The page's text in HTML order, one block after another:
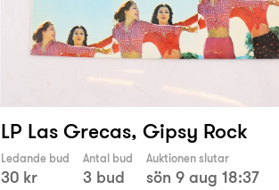
LP Las Grecas, Gipsy Rock
Ledande bud
30 kr
Antal bud
3 bud
Auktionen slutar
sön 9 aug 18:37